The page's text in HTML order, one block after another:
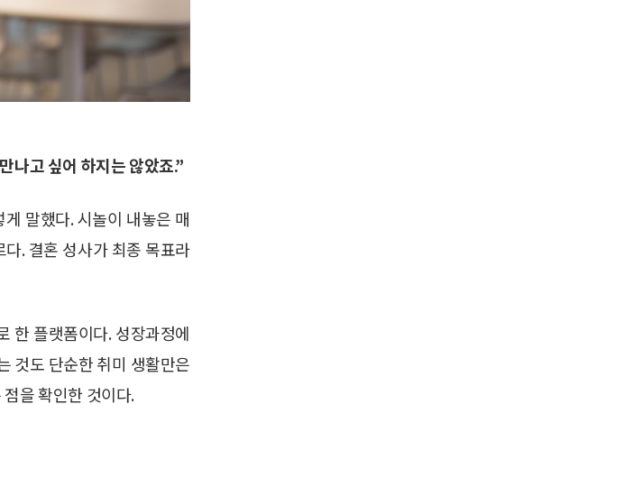
나고 싶어 하지는 않았죠.”
말했다. 시놀이 내놓은 매
. 결혼 성사가 최종 목표라
한 플랫폼이다. 성장과정에
것도 단순한 취미 생활만은
을 확인한 것이다.